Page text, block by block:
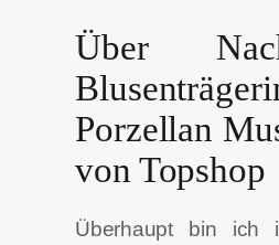
Über
Porzellan
von Topshop
Überhaupt bin ich